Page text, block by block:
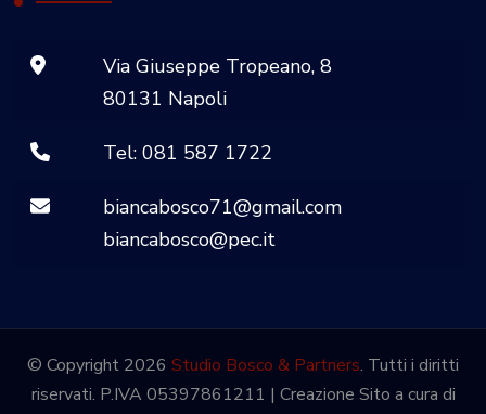
Via Giuseppe Tropeano, 8
80131 Napoli
Tel: 081 587 1722
biancabosco71@gmail.com
biancabosco@pec.it
© Copyright 2026 Studio Bosco & Partners. Tutti i diritti
riservati. P.IVA 05397861211 | Creazione Sito a cura di